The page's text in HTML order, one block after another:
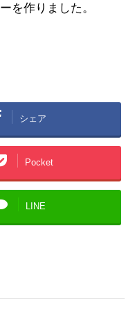
を作りました。
シェア
Pocket
LINE